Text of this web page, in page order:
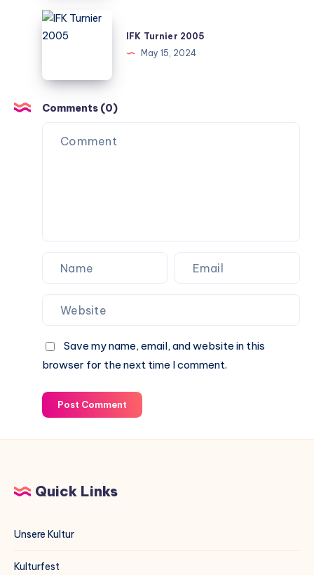
IFK
Turnier
IFK Turnier 2005
May 15, 2024
Comments (0)
Save my name, email, and website in this
browser for the next time I comment.
Post Comment
Quick Links
Unsere Kultur
Kulturfest